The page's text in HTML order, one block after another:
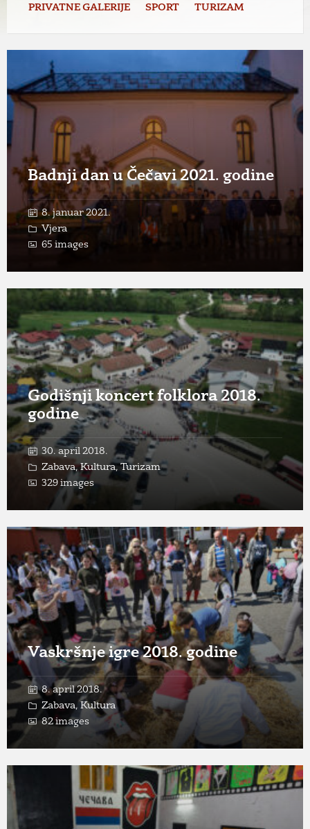
PRIVATNE GALERIJE SPORT TURIZAM
Badnji dan u Čečavi 2021. godine
8. januar 2021.
Vjera
65 images
Godišnji koncert folklora 2018.
godine
30. april 2018.
Zabava,Kultura,Turizam
329 images
Open
Vaskršnje igre 2018. godine
8. april 2018.
Zabava,Kultura
82 images
Open
Gallery
Open
Gallery